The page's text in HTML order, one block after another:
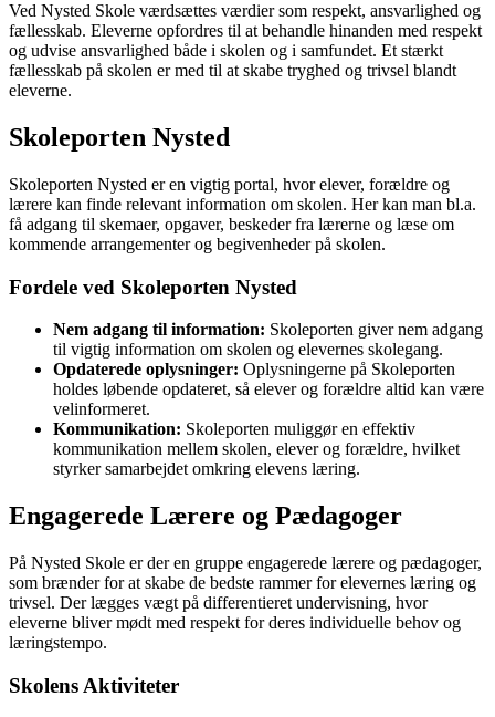
Ved Nysted Skole værdsættes værdier som respekt, ansvarlighed og
fællesskab. Eleverne opfordres til at behandle hinanden med respekt
og udvise ansvarlighed både i skolen og i samfundet. Et stærkt
fællesskab på skolen er med til at skabe tryghed og trivsel blandt
eleverne.
Skoleporten Nysted
Skoleporten Nysted er en vigtig portal, hvor elever, forældre og
lærere kan finde relevant information om skolen. Her kan man bl.a.
få adgang til skemaer, opgaver, beskeder fra lærerne og læse om
kommende arrangementer og begivenheder på skolen.
Fordele ved Skoleporten Nysted
Nem adgang til information: Skoleporten giver nem adgang
til vigtig information om skolen og elevernes skolegang.
Opdaterede oplysninger: Oplysningerne på Skoleporten
holdes løbende opdateret, så elever og forældre altid kan være
velinformeret.
Kommunikation: Skoleporten muliggør en effektiv
kommunikation mellem skolen, elever og forældre, hvilket
styrker samarbejdet omkring elevens læring.
Engagerede Lærere og Pædagoger
På Nysted Skole er der en gruppe engagerede lærere og pædagoger,
som brænder for at skabe de bedste rammer for elevernes læring og
trivsel. Der lægges vægt på differentieret undervisning, hvor
eleverne bliver mødt med respekt for deres individuelle behov og
læringstempo.
Skolens Aktiviteter